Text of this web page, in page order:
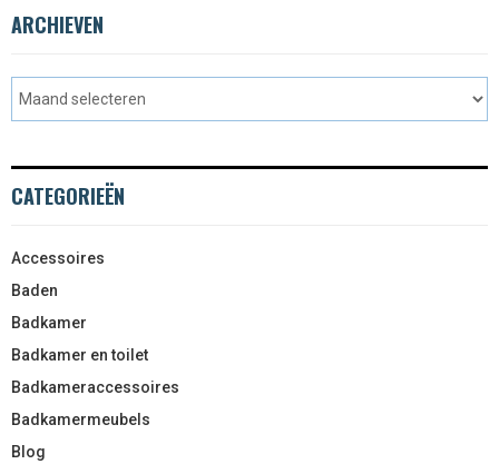
ARCHIEVEN
CATEGORIEËN
Accessoires
Baden
Badkamer
Badkamer en toilet
Badkameraccessoires
Badkamermeubels
Blog